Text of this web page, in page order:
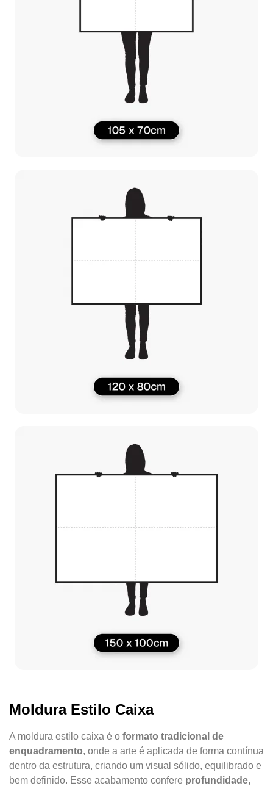
Moldura Estilo Caixa
A moldura estilo caixa é o formato tradicional de
enquadramento, onde a arte é aplicada de forma contínua
dentro da estrutura, criando um visual sólido, equilibrado e
bem definido. Esse acabamento confere profundidade,